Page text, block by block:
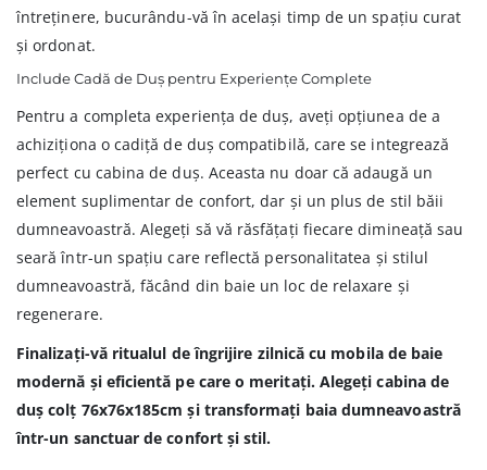
întreținere, bucurându-vă în același timp de un spațiu curat
și ordonat.
Include Cadă de Duș pentru Experiențe Complete
Pentru a completa experiența de duș, aveți opțiunea de a
achiziționa o cadiță de duș compatibilă, care se integrează
perfect cu cabina de duș. Aceasta nu doar că adaugă un
element suplimentar de confort, dar și un plus de stil băii
dumneavoastră. Alegeți să vă răsfățați fiecare dimineață sau
seară într-un spațiu care reflectă personalitatea și stilul
dumneavoastră, făcând din baie un loc de relaxare și
regenerare.
Finalizați-vă ritualul de îngrijire zilnică cu mobila de baie
modernă și eficientă pe care o meritați. Alegeți cabina de
duș colț 76x76x185cm și transformați baia dumneavoastră
într-un sanctuar de confort și stil.